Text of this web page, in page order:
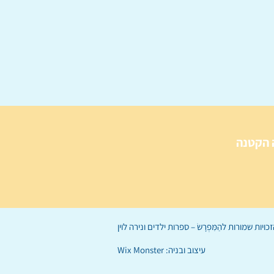
הקטנה
הַמִּפְרָשׂ – ספרות ילדים ונירה לוין
עיצוב ובניה: Wix Monster